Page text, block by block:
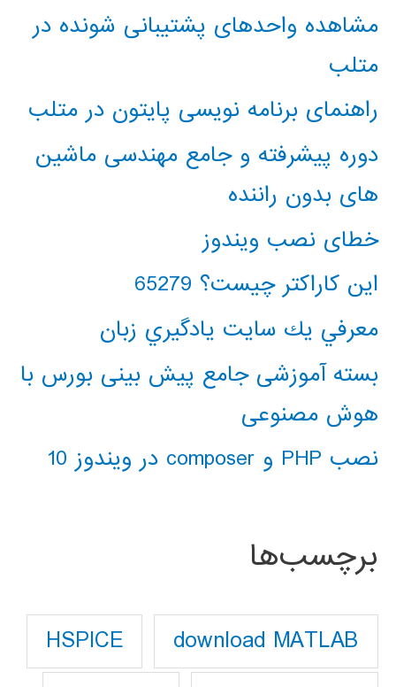
مشاهده واحدهای پشتیبانی شونده در
متلب
راهنمای برنامه نویسی پایتون در متلب
دوره پیشرفته و جامع مهندسی ماشین
های بدون راننده
خطای نصب ویندوز
این کاراکتر چیست؟ 65279
معرفي يك سايت يادگيري زبان
بسته آموزشی جامع پیش بینی بورس با
هوش مصنوعی
نصب PHP و composer در ویندوز 10
برچسب‌ها
download MATLAB
HSPICE